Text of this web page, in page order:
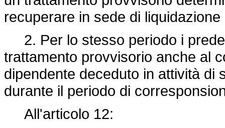
recuperare in sede di
2. Per lo stesso periodo i
trattamento provvisorio anche al
dipendente deceduto in attività di
durante il periodo di
All'articolo 12: